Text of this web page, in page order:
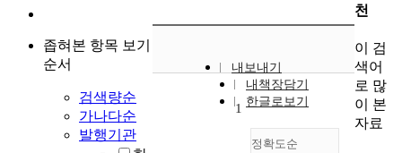
좁혀본 항목 보기
순서
검색량순
가나다순
발행기관
내보내기
내책장담기
한글로보기
정확도순
1
천
이 검
색어
로 많
이 본
자료